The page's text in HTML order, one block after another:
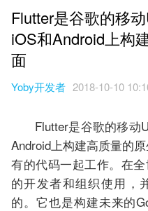
Flutter是谷歌的移
iOS和Android上构
面
Yoby开发者 2018-10-10
Flutter是谷歌的移动
Android上构建高质量的
有的代码一起工作。在
的开发者和组织使用，
的。它也是构建未来的